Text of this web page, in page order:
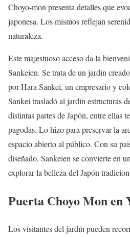
Choyo-mon presenta detalles que
japonesa. Los mismos reflejan
naturaleza.
Este majestuoso acceso da la
Sankeien. Se trata de un jardín
por Hara Sankei, un empresario y
Sankei trasladó al jardín estructuras
distintas partes de Japón, entre ellas
pagodas. Lo hizo para preservar la
espacio abierto al público. Con su
diseñado, Sankeien se convierte en
explorar la belleza del Japón
Puerta Choyo Mon en
Los visitantes del jardín pueden